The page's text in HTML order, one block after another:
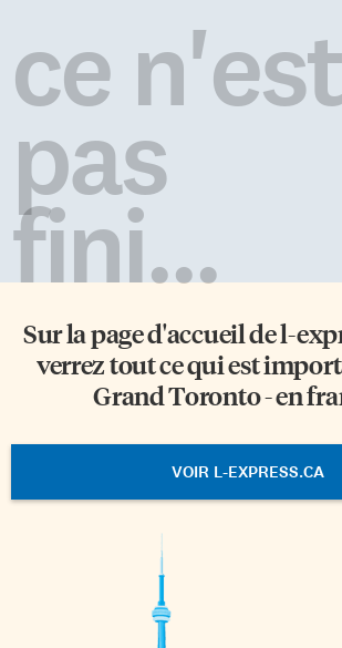
ce n'est
pas
fini...
Sur la page d'accueil del-
verrez tout ce qui est
Grand Toronto - en
VOIR L-EXPRESS.CA